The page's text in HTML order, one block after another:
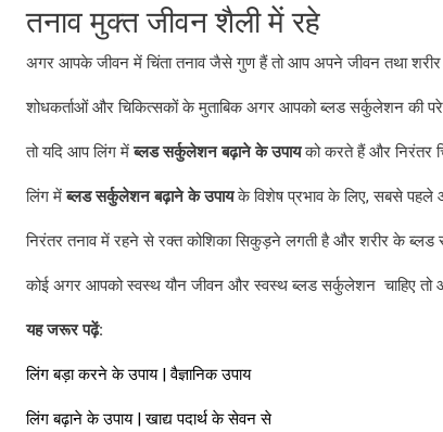
तनाव मुक्त जीवन शैली में रहे
अगर आपके जीवन में चिंता तनाव जैसे गुण हैं तो आप अपने जीवन तथा शरीर
शोधकर्ताओं और चिकित्सकों के मुताबिक अगर आपको ब्लड सर्कुलेशन की
तो यदि आप लिंग मेंब्लडसर्कुलेशनबढ़ानेकेउपायको करते हैं और निरंतर
लिंग मेंब्लडसर्कुलेशनबढ़ानेकेउपायके विशेष प्रभाव के लिए, सबसे पहले
निरंतर तनाव में रहने से रक्त कोशिका सिकुड़ने लगती है और शरीर के
कोई अगर आपको स्वस्थ यौन जीवन और स्वस्थ ब्लड सर्कुलेशन चाहिए तो
यहजरूरपढ़ें:
लिंग बड़ा करने के उपाय | वैज्ञानिक उपाय
लिंग बढ़ाने के उपाय | खाद्य पदार्थ के सेवन से